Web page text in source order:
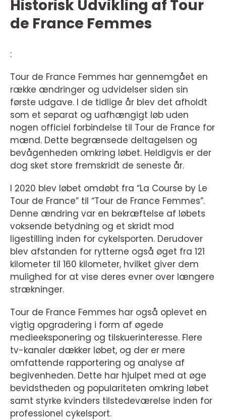
Historisk Udvikling af Tour
de France Femmes
:
Tour de France Femmes har gennemgået en
række ændringer og udvidelser siden sin
første udgave. I de tidlige år blev det afholdt
som et separat og uafhængigt løb uden
nogen officiel forbindelse til Tour de France for
mænd. Dette begrænsede deltagelsen og
bevågenheden omkring løbet. Heldigvis er der
dog sket store fremskridt de seneste år.
I 2020 blev løbet omdøbt fra “La Course by Le
Tour de France” til “Tour de France Femmes”.
Denne ændring var en bekræftelse af løbets
voksende betydning og et skridt mod
ligestilling inden for cykelsporten. Derudover
blev afstanden for rytterne også øget fra 121
kilometer til 160 kilometer, hvilket giver dem
mulighed for at vise deres evner over længere
strækninger.
Tour de France Femmes har også oplevet en
vigtig opgradering i form af øgede
medieeksponering og tilskuerinteresse. Flere
tv-kanaler dækker løbet, og der er mere
omfattende rapportering og analyse af
begivenheden. Dette har hjulpet med at øge
bevidstheden og populariteten omkring løbet
samt styrke kvinders tilstedeværelse inden for
professionel cykelsport.